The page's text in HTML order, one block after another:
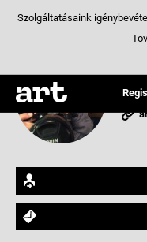
Szolgáltatásaink